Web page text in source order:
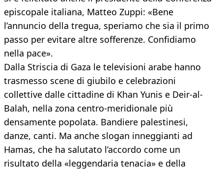
episcopale italiana, Matteo Zuppi: «Bene
l’annuncio della tregua, speriamo che sia il primo
passo per evitare altre sofferenze. Confidiamo
nella pace».
Dalla Striscia di Gaza le televisioni arabe hanno
trasmesso scene di giubilo e celebrazioni
collettive dalle cittadine di Khan Yunis e Deir-al-
Balah, nella zona centro-meridionale più
densamente popolata. Bandiere palestinesi,
danze, canti. Ma anche slogan inneggianti ad
Hamas, che ha salutato l’accordo come un
risultato della «leggendaria tenacia» e della